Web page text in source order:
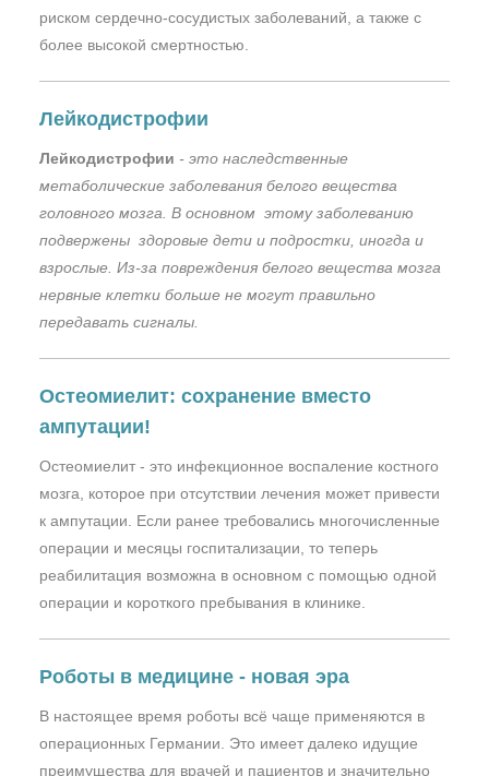
риском сердечно-сосудистых заболеваний, а также с
более высокой смертностью.
Лейкодистрофии
Лейкодистрофии - это наследственные
метаболические заболевания белого вещества
головного мозга. В основном этому заболеванию
подвержены здоровые дети и подростки, иногда и
взрослые. Из-за повреждения белого вещества мозга
нервные клетки больше не могут правильно
передавать сигналы.
Остеомиелит: сохранение вместо
ампутации!
Остеомиелит - это инфекционное воспаление костного
мозга, которое при отсутствии лечения может привести
к ампутации. Если ранee требовались многочисленные
операции и месяцы госпитализации, то теперь
реабилитация возможна в основном с помощью одной
операции и короткого пребывания в клинике.
Роботы в медицине - новая эра
В настоящее время роботы всё чаще применяются в
операционных Германии. Это имеет далеко идущие
преимущества для врачей и пациентов и значительно